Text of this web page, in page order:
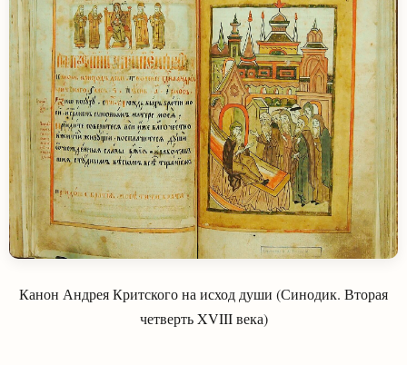
Канон Андрея Критского на исход души (Синодик. Вторая
четверть XVIII века)